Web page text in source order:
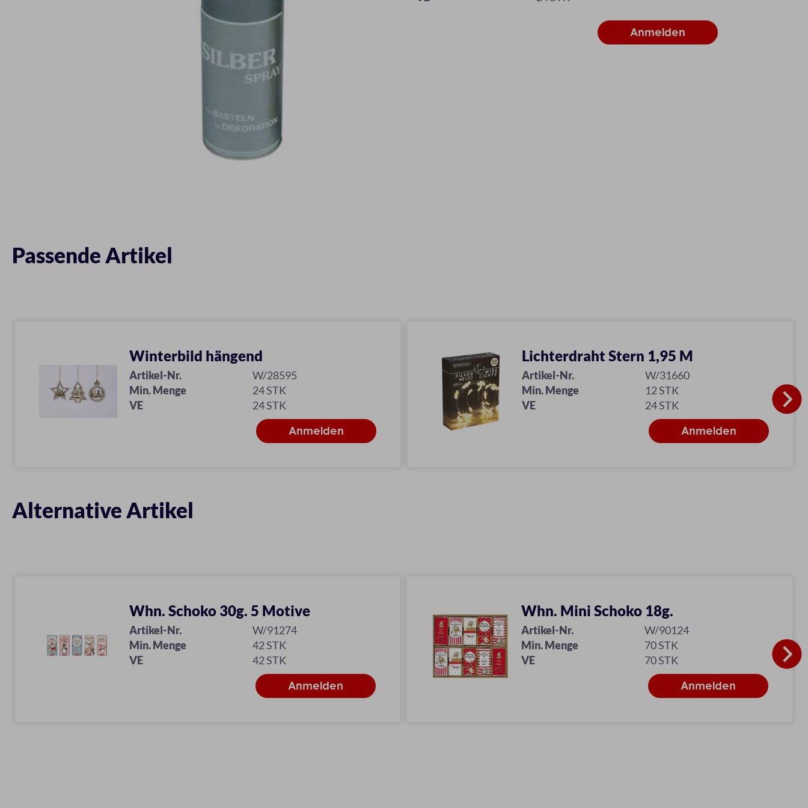
Passende Artikel
Winterbild hängend
Artikel-Nr.
W/28595
Min. Menge
24 STK
VE
24 STK
Lichterdraht Stern 1,95 M
Artikel-Nr.
W/31660
Min. Menge
12 STK
VE
24 STK
Alternative Artikel
Whn. Schoko 30g. 5 Motive
Artikel-Nr.
W/91274
Min. Menge
42 STK
VE
42 STK
Whn. Mini Schoko 18g.
Artikel-Nr.
W/90124
Min. Menge
70 STK
VE
70 STK